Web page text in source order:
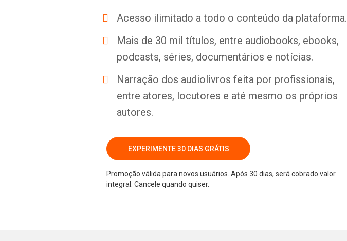
Acesso ilimitado a todo o conteúdo da plataforma.
Mais de 30 mil títulos, entre audiobooks, ebooks,
podcasts, séries, documentários e notícias.
Narração dos audiolivros feita por profissionais,
entre atores, locutores e até mesmo os próprios
autores.
EXPERIMENTE 30 DIAS GRÁTIS
Promoção válida para novos usuários. Após 30 dias, será cobrado valor
integral. Cancele quando quiser.
Whatsapp Facebook